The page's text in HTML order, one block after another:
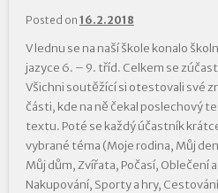
Posted on 16.2.2018
V lednu se na naší škole konalo
jazyce 6. – 9. tříd. Celkem se
Všichni soutěžící si otestovali své
části, kde na ně čekal poslechový
textu. Poté se každý účastník
vybrané téma (Moje rodina, Můj
Můj dům, Zvířata, Počasí, Oblečení
Nakupování, Sporty a hry,